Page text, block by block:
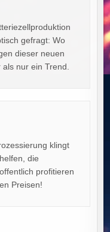
gefragt: Wo
dieser neuen
nur ein Trend.
klingt
die
profitieren
Preisen!